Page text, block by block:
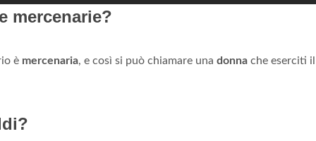
mercenarie?
è mercenaria, e così si può chiamare una donna che eserciti